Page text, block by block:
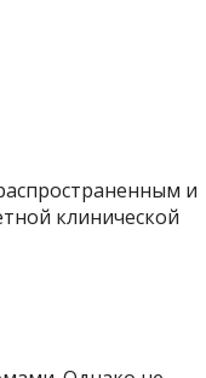
и
клинической